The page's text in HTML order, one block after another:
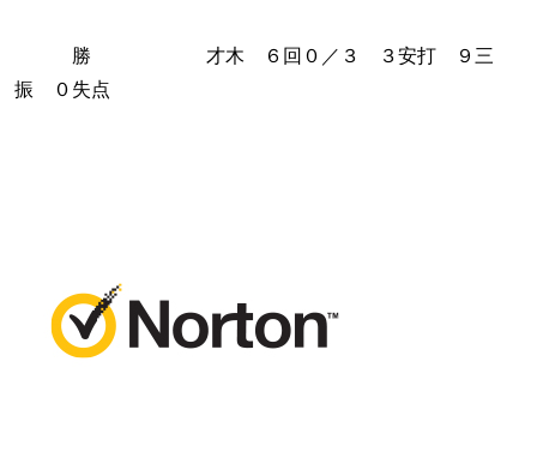
勝 才木 ６回０／３ ３安打 ９三
振 ０失点